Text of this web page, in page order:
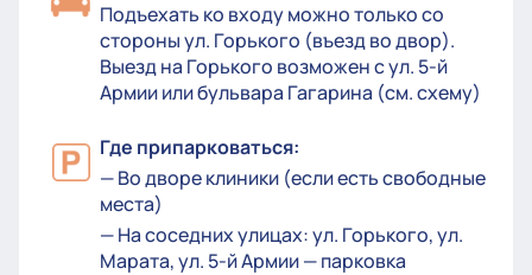
Подъехать ко входу можно только со
стороны ул. Горького (въезд во двор).
Выезд на Горького возможен с ул. 5-й
Армии или бульвара Гагарина (см. схему)
Где припарковаться:
— Во дворе клиники (если есть свободные
места)
— На соседних улицах: ул. Горького, ул.
Марата, ул. 5-й Армии — парковка